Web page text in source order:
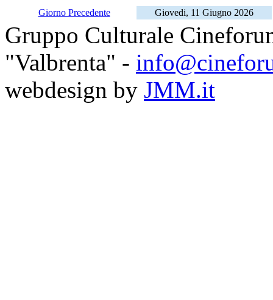
Giorno Precedente Giovedi, 11 Giugno 2026
Gruppo Culturale
"Valbrenta" -
webdesign by JMM.it